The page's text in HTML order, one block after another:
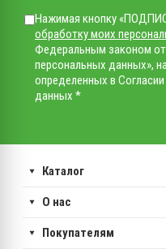
Нажимая кнопку
обработку моих
Федеральным законом
персональных данных»,
определенных в
данных *
Каталог
О нас
Покупателям